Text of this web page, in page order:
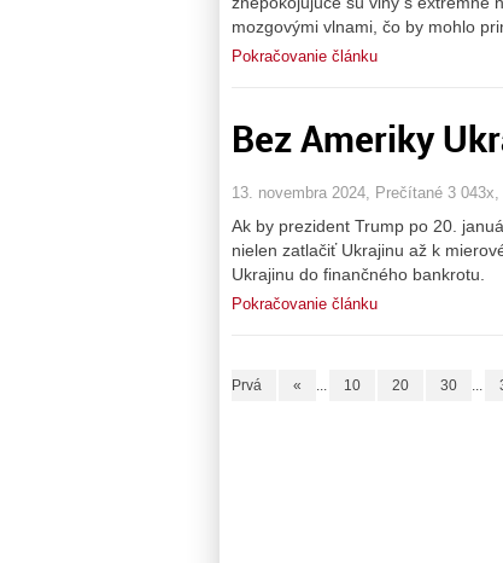
mozgovými vlnami, čo by mohlo
Pokračovanie článku
Bez Ameriky
13. novembra 2024, Prečítané 3 043x,
Ak by prezident Trump po 20.
nielen zatlačiť Ukrajinu až k
Ukrajinu do finančného bankrotu.
Pokračovanie článku
Prvá
« ... 10 20 30 ...